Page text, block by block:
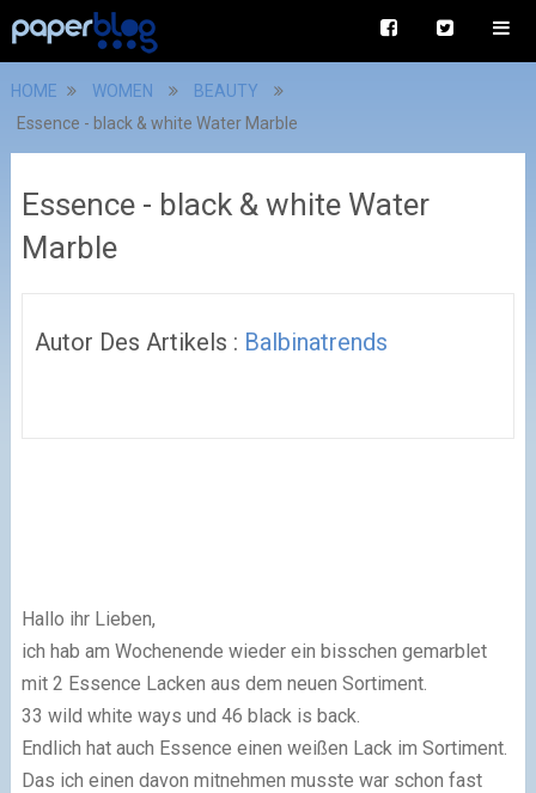
HOME WOMEN
BEAUTY
Essence - black & white Water Marble
Essence - black & white Water
Marble
Autor Des Artikels : Balbinatrends
Hallo ihr Lieben,
ich hab am Wochenende wieder ein bisschen gemarblet
mit 2 Essence Lacken aus dem neuen Sortiment.
33 wild white ways und 46 black is back.
Endlich hat auch Essence einen weißen Lack im Sortiment.
Das ich einen davon mitnehmen musste war schon fast